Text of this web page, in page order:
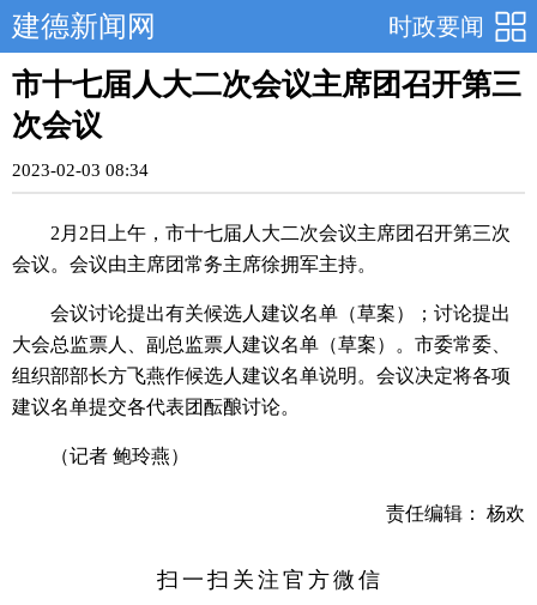
时政要闻
建德新闻网
市十七届人大二次会议主席团召开第三
次会议
2023-02-03 08:34
2月2日上午，市十七届人大二次会议主席团召开第三次
会议。会议由主席团常务主席徐拥军主持。
会议讨论提出有关候选人建议名单（草案）；讨论提出
大会总监票人、副总监票人建议名单（草案）。市委常委、
组织部部长方飞燕作候选人建议名单说明。会议决定将各项
建议名单提交各代表团酝酿讨论。
（记者 鲍玲燕）
责任编辑： 杨欢
扫一扫关注官方微信